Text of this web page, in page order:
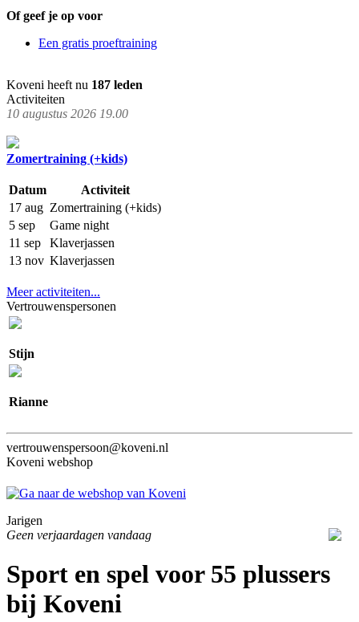
Of geef je op voor
Een gratis proeftraining
Koveni heeft nu 187 leden
Activiteiten
10 augustus 2026 19.00
Zomertraining (+kids)
Datum
Activiteit
17 aug Zomertraining (+kids)
5 sep
Game night
11 sep
Klaverjassen
13 nov Klaverjassen
Meer activiteiten...
Vertrouwenspersonen
Stijn
Rianne
vertrouwenspersoon@koveni.nl
Koveni webshop
Jarigen
Geen verjaardagen vandaag
Sport en spel voor 55 plussers
bij Koveni